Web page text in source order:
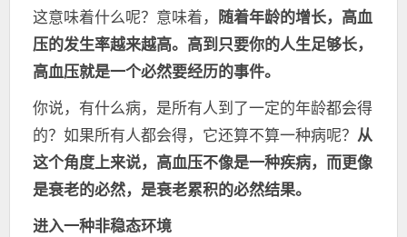
这意味着什么呢？意味着， 随着年龄的增长，高血
压的发生率越来越高。高到只要你的人生足够长，
高血压就是一个必然要经历的事件。
你说，有什么病，是所有人到了一定的年龄都会得
的？如果所有人都会得，它还算不算一种病呢？ 从
这个角度上来说，高血压不像是一种疾病，而更像
是衰老的必然，是衰老累积的必然结果。
进入一种非稳态环境